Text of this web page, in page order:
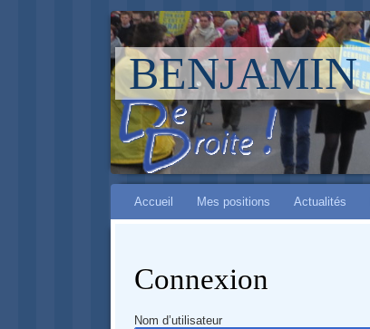
BENJAMIN
Aller à :
navigation
,
Accueil Mes positions Actualités
Connexion
Nom d’utilisateur